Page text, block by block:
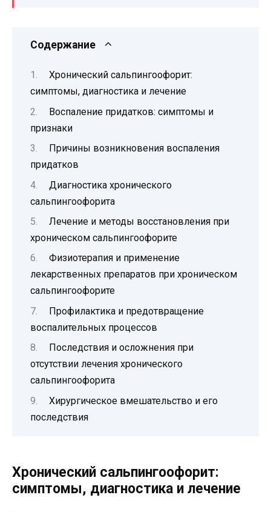
Содержание
Хронический сальпингоофорит:
симптомы, диагностика и лечение
Воспаление придатков: симптомы и
признаки
Причины возникновения воспаления
придатков
Диагностика хронического
сальпингоофорита
Лечение и методы восстановления при
хроническом сальпингоофорите
Физиотерапия и применение
лекарственных препаратов при хроническом
сальпингоофорите
Профилактика и предотвращение
воспалительных процессов
Последствия и осложнения при
отсутствии лечения хронического
сальпингоофорита
Хирургическое вмешательство и его
последствия
Хронический сальпингоофорит:
симптомы, диагностика и лечение